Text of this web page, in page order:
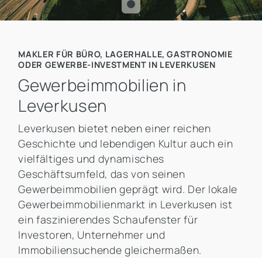
MAKLER FÜR BÜRO, LAGERHALLE, GASTRONOMIE
ODER GEWERBE-INVESTMENT IN LEVERKUSEN
Gewerbeimmobilien in
Leverkusen
Leverkusen bietet neben einer reichen
Geschichte und lebendigen Kultur auch ein
vielfältiges und dynamisches
Geschäftsumfeld, das von seinen
Gewerbeimmobilien geprägt wird. Der lokale
Gewerbeimmobilienmarkt in Leverkusen ist
ein faszinierendes Schaufenster für
Investoren, Unternehmer und
Immobiliensuchende gleichermaßen.